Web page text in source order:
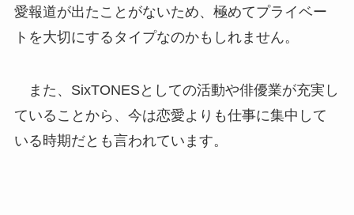
愛報道が出たことがないため、極めてプライベー
トを大切にするタイプなのかもしれません。
また、SixTONESとしての活動や俳優業が充実し
ていることから、今は恋愛よりも仕事に集中して
いる時期だとも言われています。